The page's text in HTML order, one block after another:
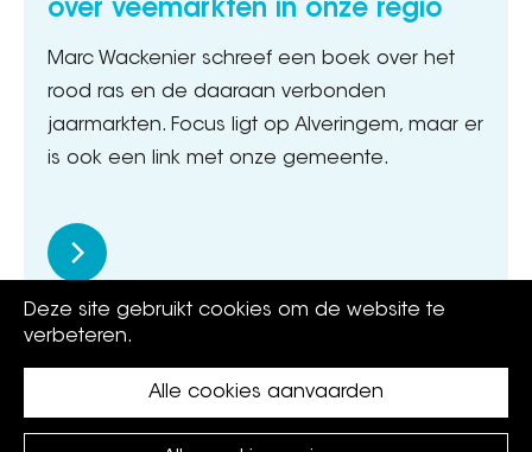
over veemarkten in onze regio
Marc Wackenier schreef een boek over het
rood ras en de daaraan verbonden
jaarmarkten. Focus ligt op Alveringem, maar er
is ook een link met onze gemeente.
Deze site gebruikt cookies om de website te
verbeteren.
Alle cookies aanvaarden